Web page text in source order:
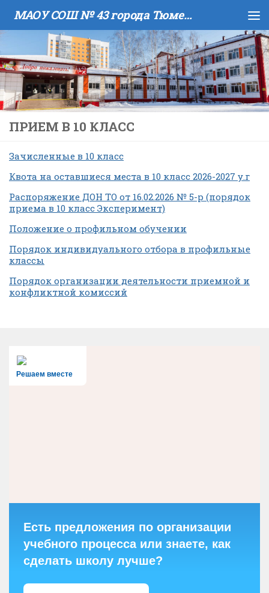
Skip to content МАОУ COШ № 43 города Тюмени имени В.И. Муравленко
ПРИЕМ В 10 КЛАСС
Зачисленные в 10 класс
Квота на оставшиеся места в 10 класс 2026-2027 у.г
Распоряжение ДОН ТО от 16.02.2026 № 5-р (порядок
приема в 10 класс Эксперимент)
Положение о профильном обучении
Порядок индивидуального отбора в профильные
классы
Порядок организации деятельности приемной и
конфликтной комиссий
Решаем вместе
Есть предложения по организации
учебного процесса или знаете, как
сделать школу лучше?